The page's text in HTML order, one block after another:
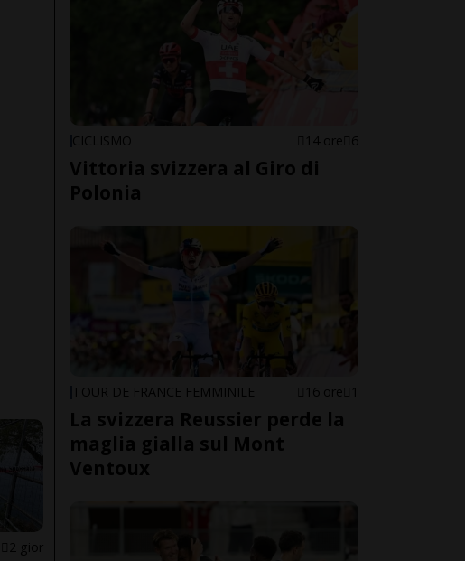
2 gior
CICLISMO 14 ore 6
Vittoria svizzera al Giro di
Polonia
TOUR DE FRANCE FEMMINILE 16 ore 1
La svizzera Reussier perde la
maglia gialla sul Mont
Ventoux